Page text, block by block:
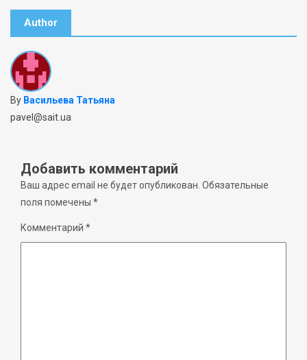
Author
By Васильева Татьяна
pavel@sait.ua
Добавить комментарий
Ваш адрес email не будет опубликован. Обязательные
поля помечены *
Комментарий *